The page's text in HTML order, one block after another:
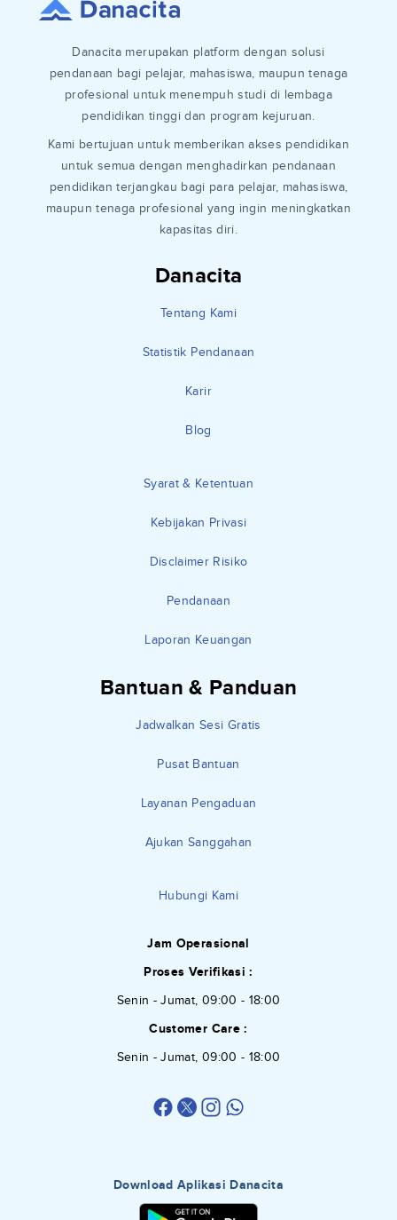
Danacita
Tentang Kami
Statistik Pendanaan
Karir
Blog
Syarat & Ketentuan
Kebijakan Privasi
Disclaimer Risiko
Pendanaan
Laporan Keuangan
Bantuan & Panduan
Jadwalkan Sesi Gratis
Pusat Bantuan
Layanan Pengaduan
Ajukan Sanggahan
Hubungi Kami
Jam Operasional
Proses Verifikasi :
Senin - Jumat, 09:00 - 18:00
Customer Care :
Senin - Jumat, 09:00 - 18:00
Danacita merupakan platform dengan solusi
pendanaan bagi pelajar, mahasiswa, maupun tenaga
profesional untuk menempuh studi di lembaga
pendidikan tinggi dan program kejuruan.
Kami bertujuan untuk memberikan akses pendidikan
untuk semua dengan menghadirkan pendanaan
pendidikan terjangkau bagi para pelajar, mahasiswa,
maupun tenaga profesional yang ingin meningkatkan
kapasitas diri.
Download Aplikasi Danacita